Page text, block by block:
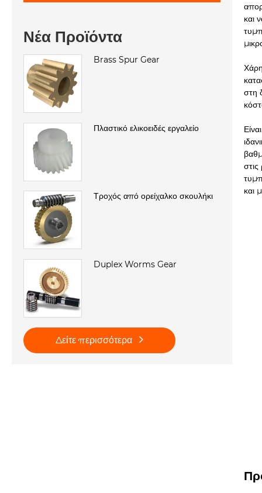
Νέα Προϊόντα
Brass Spur Gear
Πλαστικό ελικοειδές εργαλείο
Τροχός από ορείχαλκο σκουλήκι
Duplex Worms Gear
Δείτε περισσότερα
και
στη
και